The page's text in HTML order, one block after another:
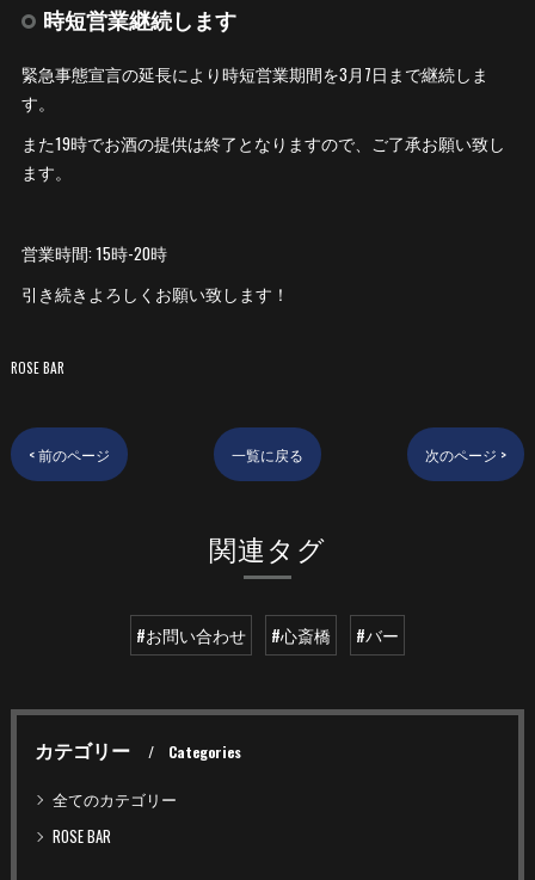
時短営業継続します
緊急事態宣言の延長により時短営業期間を3月7日まで継続しま
す。
また19時でお酒の提供は終了となりますので、ご了承お願い致し
ます。
営業時間: 15時-20時
引き続きよろしくお願い致します！
ROSE BAR
< 前のページ 一覧に戻る 次のページ >
関連タグ
#お問い合わせ #心斎橋 #バー
カテゴリー Categories
全てのカテゴリー
ROSE BAR